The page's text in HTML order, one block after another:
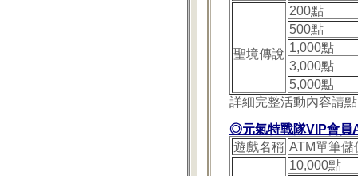
聖境傳說
200點
500點
1,000點
3,000點
5,000點
詳細完整活動內容請點
◎元氣特戰隊VIP會員
遊戲名稱 ATM單筆儲
10,000點